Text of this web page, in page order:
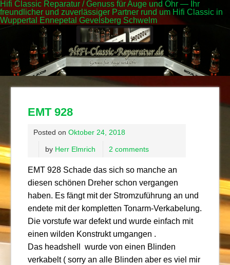
Hifi Classic Reparatur / Genuss für Auge und Ohr — Ihr
freundlicher und zuverlässiger Partner rund um Hifi Classic in
Wuppertal Ennepetal Gevelsberg Schwelm
EMT 928
Posted on Oktober 24, 2018
by Herr Elmrich 2 comments
EMT 928 Schade das sich so manche an
diesen schönen Dreher schon vergangen
haben. Es fängt mit der Stromzuführung an und
endete mit der kompletten Tonarm-Verkabelung.
Die vorstufe war defekt und wurde einfach mit
einen wilden Konstrukt umgangen .
Das headshell wurde von einen Blinden
verkabelt ( sorry an alle Blinden aber es viel mir